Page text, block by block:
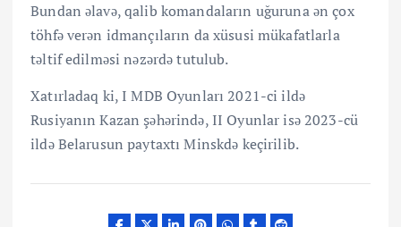
Bundan əlavə, qalib komandaların uğuruna ən çox
töhfə verən idmançıların da xüsusi mükafatlarla
təltif edilməsi nəzərdə tutulub.
Xatırladaq ki, I MDB Oyunları 2021-ci ildə
Rusiyanın Kazan şəhərində, II Oyunlar isə 2023-cü
ildə Belarusun paytaxtı Minskdə keçirilib.